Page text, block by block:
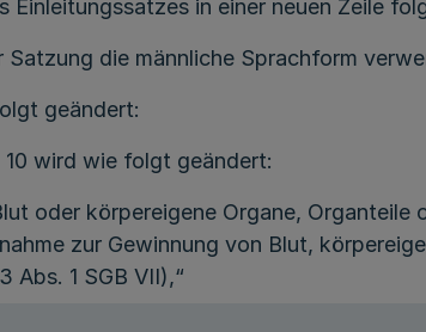
Einleitungssatzes in einer neuen Zeile
Satzung die männliche Sprachform
geändert:
10 wird wie folgt geändert:
oder körpereigene Organe,
zur Gewinnung von Blut,
Abs. 1 SGB VII),“